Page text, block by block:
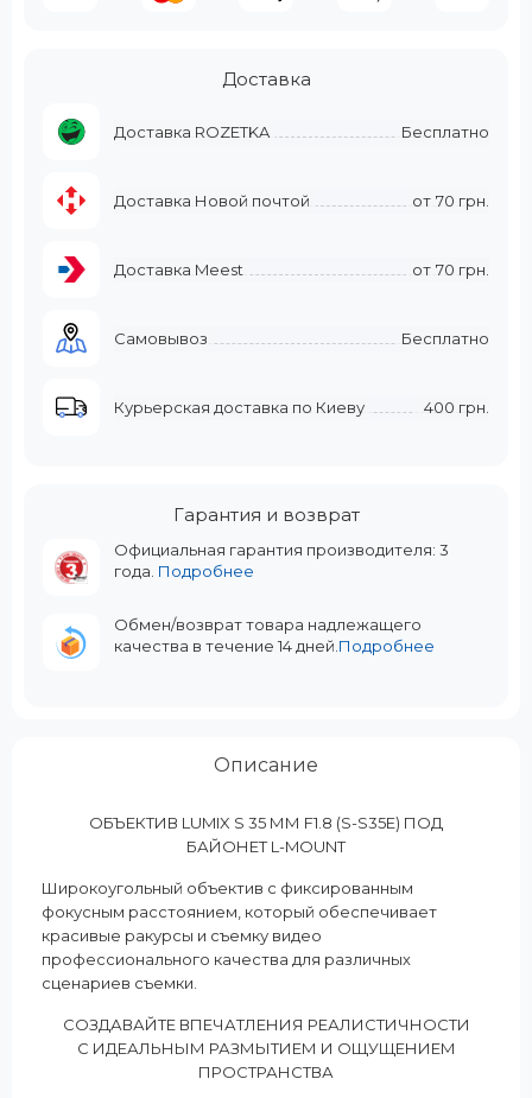
Доставка
Доставка ROZETKA Бесплатно
Доставка Новой почтой от 70 грн.
Доставка Meest от 70 грн.
Самовывоз Бесплатно
Курьерская доставка по Киеву 400 грн.
Гарантия и возврат
Официальная гарантия производителя: 3
года. Подробнее
Обмен/возврат товара надлежащего
качества в течение 14 дней. Подробнее
Описание
ОБЪЕКТИВ LUMIX S 35 ММ F1.8 (S-S35E) ПОД
БАЙОНЕТ L-MOUNT
Широкоугольный объектив с фиксированным
фокусным расстоянием, который обеспечивает
красивые ракурсы и съемку видео
профессионального качества для различных
сценариев съемки.
СОЗДАВАЙТЕ ВПЕЧАТЛЕНИЯ РЕАЛИСТИЧНОСТИ
С ИДЕАЛЬНЫМ РАЗМЫТИЕМ И ОЩУЩЕНИЕМ
ПРОСТРАНСТВА